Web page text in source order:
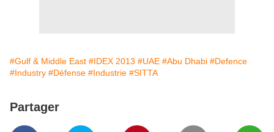
#Gulf & Middle East #IDEX 2013 #UAE #Abu Dhabi #Defence
#Industry #Défense #Industrie #SITTA
Partager